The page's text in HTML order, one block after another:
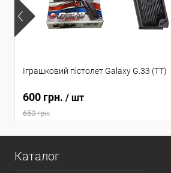
Іграшковий пістолет Galaxy G.33 (TT)
600 грн. / шт
650 грн.
Каталог